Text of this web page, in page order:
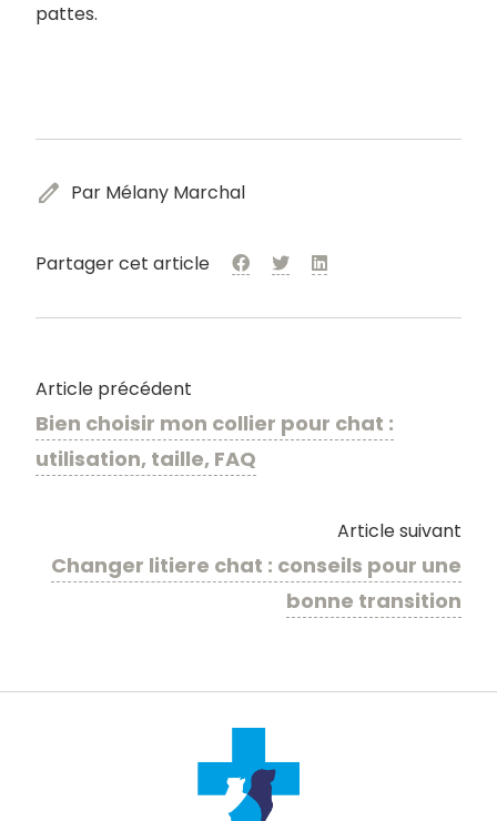
pattes.
edit Par Mélany Marchal
Partager cet article
Article précédent
Bien choisir mon collier pour chat :
utilisation, taille, FAQ
Article suivant
Changer litiere chat : conseils pour une
bonne transition